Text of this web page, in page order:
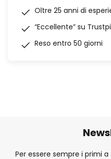
Oltre 25 anni di
“Eccellente” su
Reso entro 50 giorni
Per essere sempre i primi